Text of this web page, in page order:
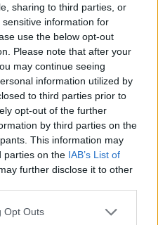
sharing to third parties, or
information for
use the below opt-out
Please note that after your
may continue seeing
information utilized by
to third parties prior to
opt-out of the further
by third parties on the
This information may
parties on the IAB’s List of
further disclose it to other
Opt Outs
του
δημοσιότητα
βοηθήσει στην
Η δική του
ότι εκείνος δεν είχε
εγγράφου.